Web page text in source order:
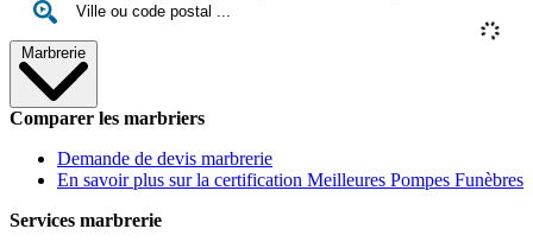
Marbrerie
Comparer les marbriers
Demande de devis marbrerie
En savoir plus sur la certification Meilleures Pompes Funèbres
Services marbrerie